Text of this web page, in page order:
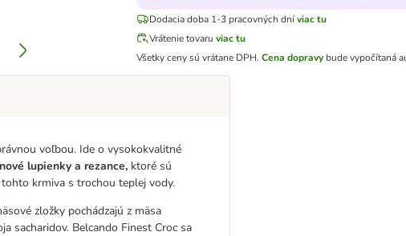
Dodacia doba 1-3 pracovných dní viac tu
Vrátenie tovaru viac tu
Všetky ceny sú vrátane DPH.Cena dopravy bude vypočítaná
voľbou. Ide o vysokokvalitné
lupienky a rezance, ktoré sú
krmiva s trochou teplej vody.
zložky pochádzajú z mäsa
sacharidov. Belcando Finest Croc sa